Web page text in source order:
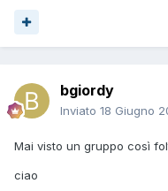
bgiordy
Inviato 18 Giugno
Mai visto un gruppo così
ciao